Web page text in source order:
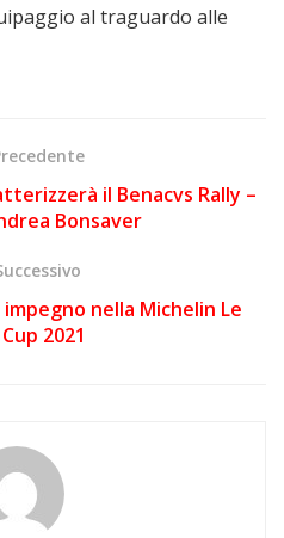
al traguardo alle
il Benacvs Rally –
Bonsaver
nella Michelin Le
2021